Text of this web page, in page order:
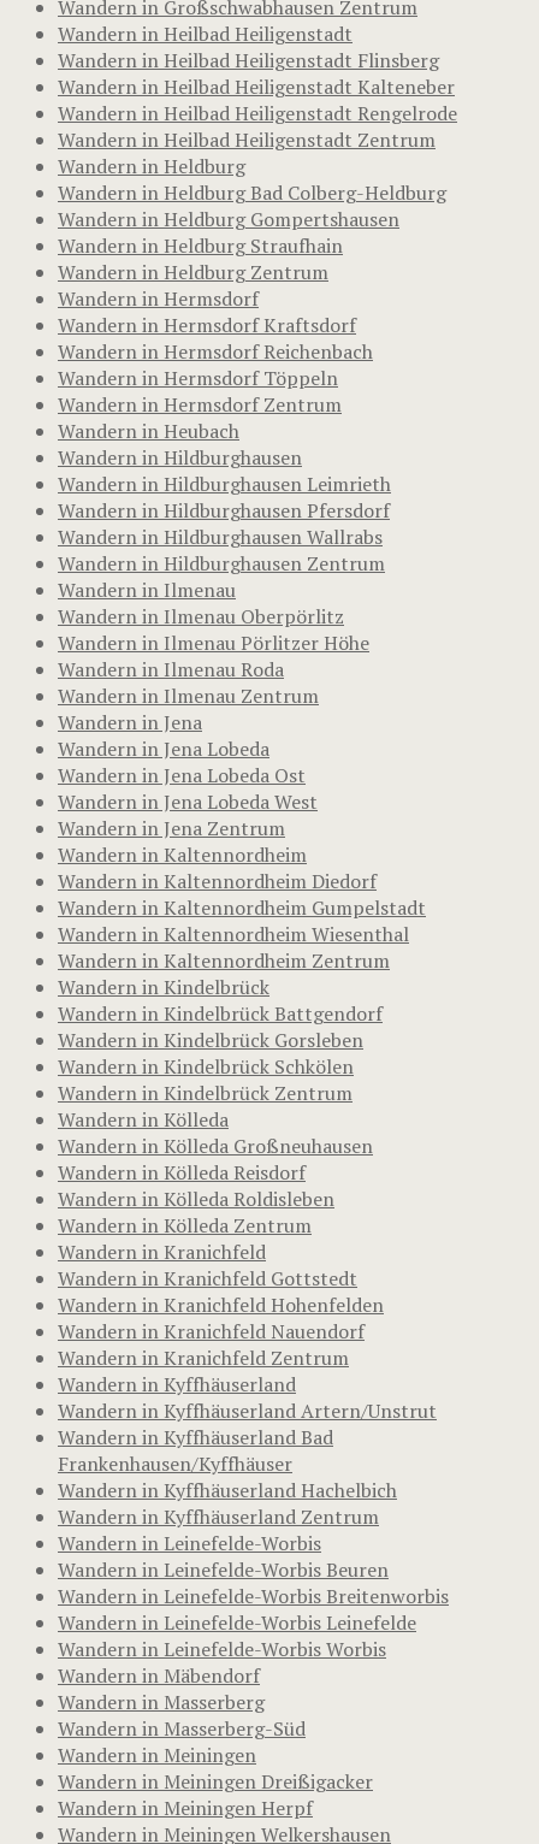
Wandern in Großschwabhausen Zentrum
Wandern in Heilbad Heiligenstadt
Wandern in Heilbad Heiligenstadt Flinsberg
Wandern in Heilbad Heiligenstadt Kalteneber
Wandern in Heilbad Heiligenstadt Rengelrode
Wandern in Heilbad Heiligenstadt Zentrum
Wandern in Heldburg
Wandern in Heldburg Bad Colberg-Heldburg
Wandern in Heldburg Gompertshausen
Wandern in Heldburg Straufhain
Wandern in Heldburg Zentrum
Wandern in Hermsdorf
Wandern in Hermsdorf Kraftsdorf
Wandern in Hermsdorf Reichenbach
Wandern in Hermsdorf Töppeln
Wandern in Hermsdorf Zentrum
Wandern in Heubach
Wandern in Hildburghausen
Wandern in Hildburghausen Leimrieth
Wandern in Hildburghausen Pfersdorf
Wandern in Hildburghausen Wallrabs
Wandern in Hildburghausen Zentrum
Wandern in Ilmenau
Wandern in Ilmenau Oberpörlitz
Wandern in Ilmenau Pörlitzer Höhe
Wandern in Ilmenau Roda
Wandern in Ilmenau Zentrum
Wandern in Jena
Wandern in Jena Lobeda
Wandern in Jena Lobeda Ost
Wandern in Jena Lobeda West
Wandern in Jena Zentrum
Wandern in Kaltennordheim
Wandern in Kaltennordheim Diedorf
Wandern in Kaltennordheim Gumpelstadt
Wandern in Kaltennordheim Wiesenthal
Wandern in Kaltennordheim Zentrum
Wandern in Kindelbrück
Wandern in Kindelbrück Battgendorf
Wandern in Kindelbrück Gorsleben
Wandern in Kindelbrück Schkölen
Wandern in Kindelbrück Zentrum
Wandern in Kölleda
Wandern in Kölleda Großneuhausen
Wandern in Kölleda Reisdorf
Wandern in Kölleda Roldisleben
Wandern in Kölleda Zentrum
Wandern in Kranichfeld
Wandern in Kranichfeld Gottstedt
Wandern in Kranichfeld Hohenfelden
Wandern in Kranichfeld Nauendorf
Wandern in Kranichfeld Zentrum
Wandern in Kyffhäuserland
Wandern in Kyffhäuserland Artern/Unstrut
Wandern in Kyffhäuserland Bad
Frankenhausen/Kyffhäuser
Wandern in Kyffhäuserland Hachelbich
Wandern in Kyffhäuserland Zentrum
Wandern in Leinefelde-Worbis
Wandern in Leinefelde-Worbis Beuren
Wandern in Leinefelde-Worbis Breitenworbis
Wandern in Leinefelde-Worbis Leinefelde
Wandern in Leinefelde-Worbis Worbis
Wandern in Mäbendorf
Wandern in Masserberg
Wandern in Masserberg-Süd
Wandern in Meiningen
Wandern in Meiningen Dreißigacker
Wandern in Meiningen Herpf
Wandern in Meiningen Welkershausen